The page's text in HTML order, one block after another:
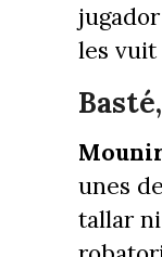
les vuit
unes
tallar